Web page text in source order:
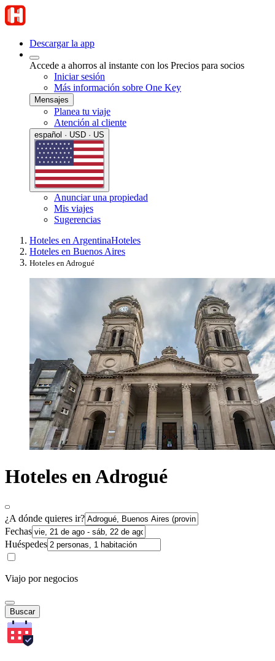
Descargar la app
Accede a ahorros al instante con los Precios para socios
Iniciar sesión
Más información sobre One Key
Mensajes
Planea tu viaje
Atención al cliente
español · USD · US
Anunciar una propiedad
Mis viajes
Sugerencias
Hoteles en ArgentinaHoteles
Hoteles en Buenos Aires
Hoteles en Adrogué
Hoteles en Adrogué
¿A dónde quieres ir?
Fechas
Huéspedes
Viajo por negocios
Buscar